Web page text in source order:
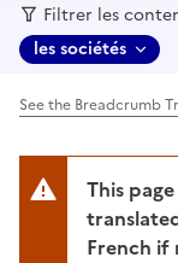
Filtrer les
les sociétés
See the Breadcrumb
This page has been automatically
French if